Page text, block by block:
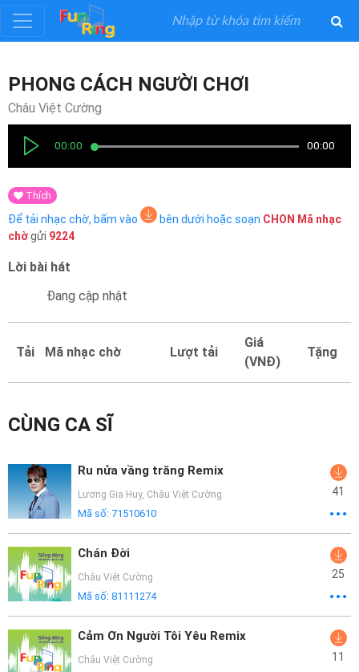
Đăng
ký
nhập
Thể
Loại
Nghệ
Mại
Dẫn
Funring
Doanh
Nghiệp
PHONG CÁCH NGƯỜI CHƠI
Châu Việt Cường
00:00 00:00
Thích
Để tải nhạc chờ, bấm vào bên dưới hoặc soạn CHON Mã nhạc
chờgửi 9224
Lời bài hát
Đang cập nhật
Tải Mã nhạc chờ Lượt tải
Giá
(VNĐ)
Tặng
CÙNG CA SĨ
Ru nửa vầng trăng Remix
Lương Gia Huy, Châu Việt Cường
Mã số: 71510610
41
Chán Đời
Châu Việt Cường
Mã số: 81111274
25
Cảm Ơn Người Tôi Yêu Remix
Châu Việt Cường 11